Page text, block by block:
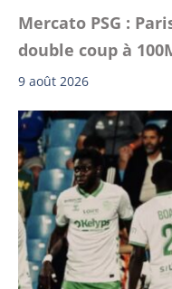
Mercato PSG :
double coup à
9 août 2026